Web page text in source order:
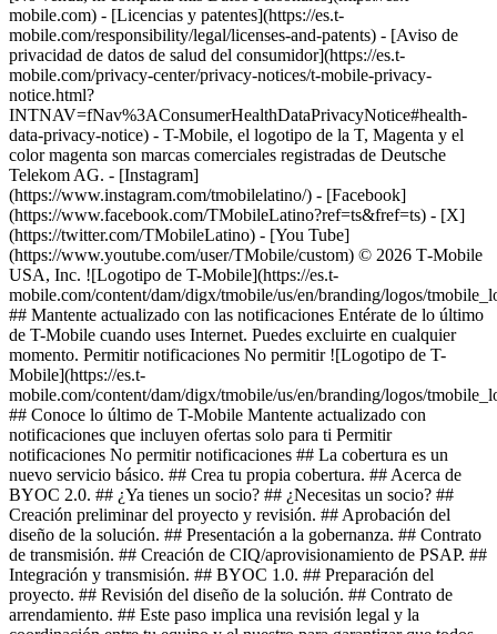
mobile.com) - [Licencias y patentes](https://es.t-
mobile.com/responsibility/legal/licenses-and-patents) - [Aviso de
privacidad de datos de salud del consumidor](https://es.t-
mobile.com/privacy-center/privacy-notices/t-mobile-privacy-
notice.html?
INTNAV=fNav%3AConsumerHealthDataPrivacyNotice#health-
data-privacy-notice) - T-Mobile, el logotipo de la T, Magenta y el
color magenta son marcas comerciales registradas de Deutsche
Telekom AG. - [Instagram]
(https://www.instagram.com/tmobilelatino/) - [Facebook]
(https://www.facebook.com/TMobileLatino?ref=ts&fref=ts) - [X]
(https://twitter.com/TMobileLatino) - [You Tube]
(https://www.youtube.com/user/TMobile/custom) © 2026 T‑Mobile
USA, Inc. ![Logotipo de T-Mobile](https://es.t-
mobile.com/content/dam/digx/tmobile/us/en/branding/logos/
## Mantente actualizado con las notificaciones Entérate de lo último
de T-Mobile cuando uses Internet. Puedes excluirte en cualquier
momento. Permitir notificaciones No permitir ![Logotipo de T-
Mobile](https://es.t-
mobile.com/content/dam/digx/tmobile/us/en/branding/logos/
## Conoce lo último de T-Mobile Mantente actualizado con
notificaciones que incluyen ofertas solo para ti Permitir
notificaciones No permitir notificaciones ## La cobertura es un
nuevo servicio básico. ## Crea tu propia cobertura. ## Acerca de
BYOC 2.0. ## ¿Ya tienes un socio? ## ¿Necesitas un socio? ##
Creación preliminar del proyecto y revisión. ## Aprobación del
diseño de la solución. ## Presentación a la gobernanza. ## Contrato
de transmisión. ## Creación de CIQ/aprovisionamiento de PSAP. ##
Integración y transmisión. ## BYOC 1.0. ## Preparación del
proyecto. ## Revisión del diseño de la solución. ## Contrato de
arrendamiento. ## Este paso implica una revisión legal y la